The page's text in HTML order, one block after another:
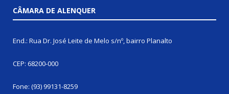
CÂMARA DE ALENQUER
End.: Rua Dr. José Leite de Melo s/nº, bairro Planalto
CEP: 68200-000
Fone: (93) 99131-8259